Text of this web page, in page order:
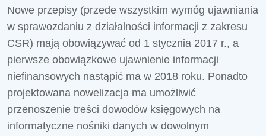
Nowe przepisy (przede wszystkim wymóg ujawniania
w sprawozdaniu z działalności informacji z zakresu
CSR) mają obowiązywać od 1 stycznia 2017 r., a
pierwsze obowiązkowe ujawnienie informacji
niefinansowych nastąpić ma w 2018 roku. Ponadto
projektowana nowelizacja ma umożliwić
przenoszenie treści dowodów księgowych na
informatyczne nośniki danych w dowolnym